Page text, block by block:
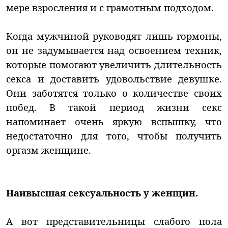
мере взросления и с грамотным подходом.
Когда мужчиной руководят лишь гормоны,
он не задумывается над освоением техник,
которые помогают увеличить длительность
секса и доставить удовольствие девушке.
Они заботятся только о количестве своих
побед. В такой период жизни секс
напоминает очень яркую вспышку, что
недостаточно для того, чтобы получить
оргазм женщине.
Наивысшая сексуальность у женщин.
А вот представительницы слабого пола